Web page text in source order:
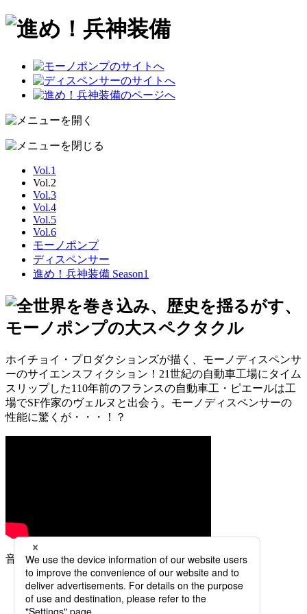
Vol.1
Vol.2
Vol.3
Vol.4
Vol.5
Vol.6
モーノポンプ
ディスペンサー
進め！兵神装備 Season1
ホイチョイ・プロダクションズが描く、モーノディスペンサ
ーのサイエンスフィクション！21世紀の自動車工場にタイム
スリップした110年前のフランスの自動車工・ピエールは工
場でSF作家のヴェルヌと出会う。モーノディスペンサーの
性能に驚くが・・・！？
音声ありでお楽しみください！